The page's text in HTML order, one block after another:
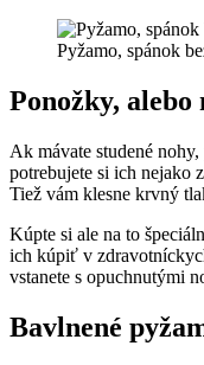
Pyžamo, spánok
Ponožky, alebo
Ak mávate studené
potrebujete si ich nejako
Tiež vám klesne krvný
Kúpte si ale na to
ich kúpiť v
vstanete s opuchnutými
Bavlnené